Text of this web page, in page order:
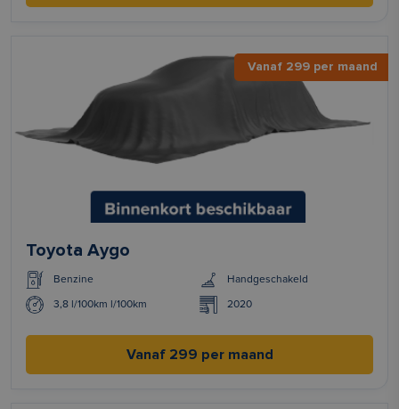
Vanaf 299 per maand
Toyota Aygo
Benzine Handgeschakeld
3,8 l/100km l/100km 2020
Vanaf 299 per maand